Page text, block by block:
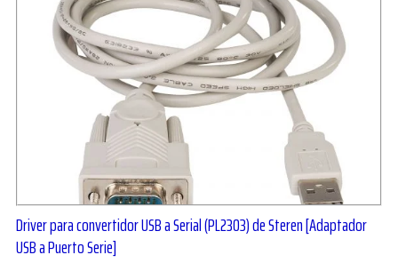
Driver para convertidor USB a Serial (PL2303) de Steren [Adaptador
USB a Puerto Serie]